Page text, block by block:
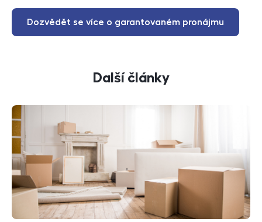
Dozvědět se více o garantovaném pronájmu
Další články